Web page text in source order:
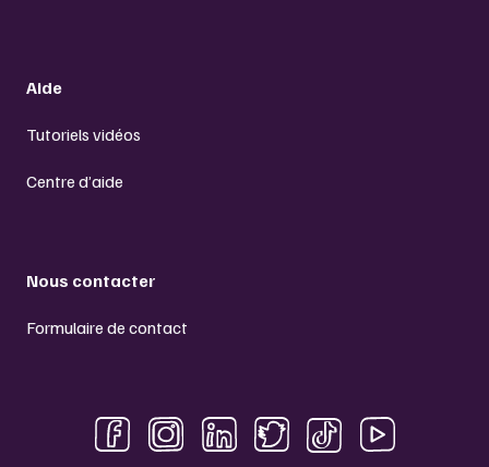
Aide
Tutoriels vidéos
Centre d’aide
Nous contacter
Formulaire de contact